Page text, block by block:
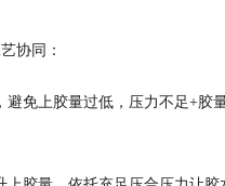
协同：
免上胶量过低，压力不足+胶